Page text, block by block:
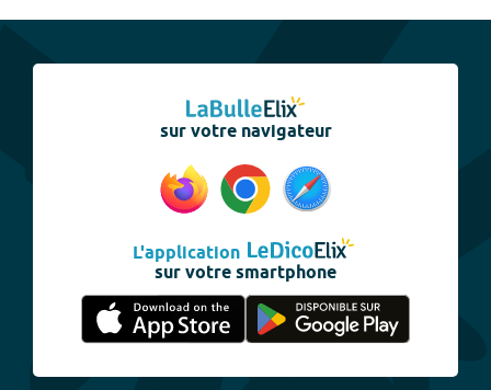
sur votre navigateur
L'application
sur votre smartphone